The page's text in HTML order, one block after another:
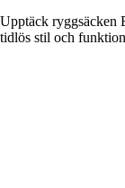
Upptäck ryggsäcken
tidlös stil och